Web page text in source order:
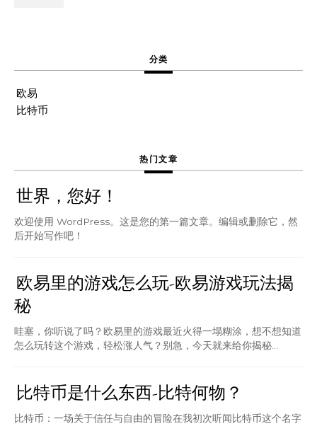
分类
欧易
比特币
热门文章
世界，您好！
欢迎使用 WordPress。这是您的第一篇文章。编辑或删除它，然
后开始写作吧！
欧易里的游戏怎么玩-欧易游戏玩法揭
秘
哇塞，你听说了吗？欧易里的游戏最近火得一塌糊涂，想不想知道
怎么玩转这个游戏，轻松涨人气？别急，今天就来给你揭秘...
比特币是什么东西-比特何物？
比特币：一场关于信任与自由的冒险在我初次听闻比特币这个名字